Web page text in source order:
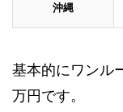
沖縄
基本的にワンル
万円です。